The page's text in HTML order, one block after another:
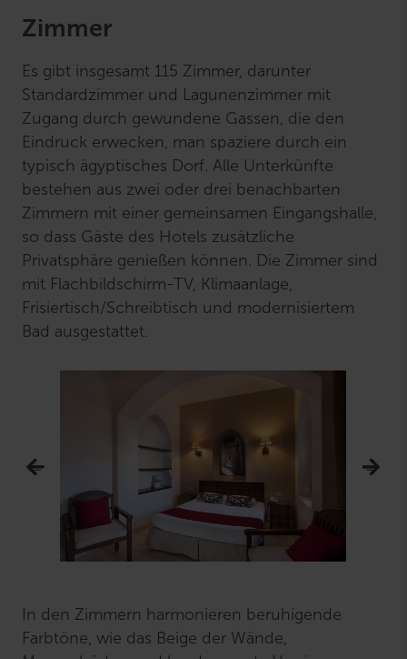
Zimmer
Es gibt insgesamt 115 Zimmer, darunter
Standardzimmer und Lagunenzimmer mit
Zugang durch gewundene Gassen, die den
Eindruck erwecken, man spaziere durch ein
typisch ägyptisches Dorf. Alle Unterkünfte
bestehen aus zwei oder drei benachbarten
Zimmern mit einer gemeinsamen Eingangshalle,
so dass Gäste des Hotels zusätzliche
Privatsphäre genießen können. Die Zimmer sind
mit Flachbildschirm-TV, Klimaanlage,
Frisiertisch/Schreibtisch und modernisiertem
Bad ausgestattet.
In den Zimmern harmonieren beruhigende
Farbtöne, wie das Beige der Wände,